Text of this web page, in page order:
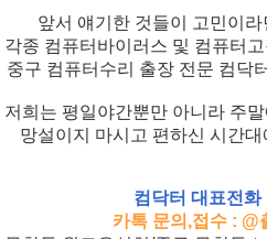
앞서 얘기한 것들이 고민이라
각종 컴퓨터바이러스 및 컴퓨터
중구 컴퓨터수리 출장 전문 컴닥
저희는 평일야간뿐만 아니라 주
망설이지 마시고 편하신 시간
컴닥터 대표전
카톡 문의,접수 : @